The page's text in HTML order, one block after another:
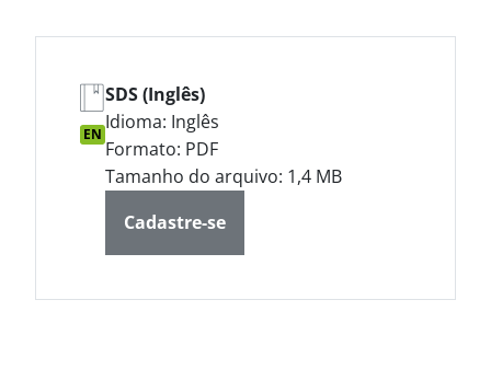
EN
SDS (Inglês)
Idioma: Inglês
Formato: PDF
Tamanho do arquivo: 1,4 MB
Cadastre-se